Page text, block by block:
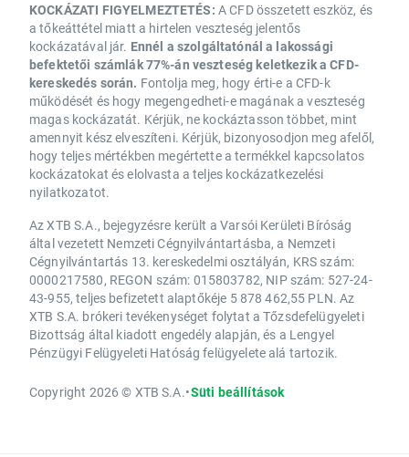
KOCKÁZATI FIGYELMEZTETÉS: A CFD összetett eszköz, és
a tőkeáttétel miatt a hirtelen veszteség jelentős
kockázatával jár. Ennél a szolgáltatónál a lakossági
befektetői számlák 77%-án veszteség keletkezik a CFD-
kereskedés során. Fontolja meg, hogy érti-e a CFD-k
működését és hogy megengedheti-e magának a veszteség
magas kockázatát. Kérjük, ne kockáztasson többet, mint
amennyit kész elveszíteni. Kérjük, bizonyosodjon meg afelől,
hogy teljes mértékben megértette a termékkel kapcsolatos
kockázatokat és elolvasta a teljes kockázatkezelési
nyilatkozatot.
Az XTB S.A., bejegyzésre került a Varsói Kerületi Bíróság
által vezetett Nemzeti Cégnyilvántartásba, a Nemzeti
Cégnyilvántartás 13. kereskedelmi osztályán, KRS szám:
0000217580, REGON szám: 015803782, NIP szám: 527-24-
43-955, teljes befizetett alaptőkéje 5 878 462,55 PLN. Az
XTB S.A. brókeri tevékenységet folytat a Tőzsdefelügyeleti
Bizottság által kiadott engedély alapján, és a Lengyel
Pénzügyi Felügyeleti Hatóság felügyelete alá tartozik.
Copyright 2026 © XTB S.A.•Süti beállítások